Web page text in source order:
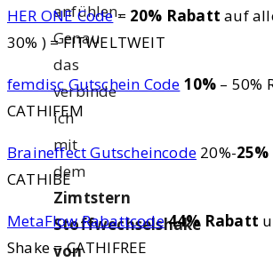
anfühlen.
Genau
das
verbinde
ich
mit
dem
Zimtstern
Stoffwechselshake
von
HER ONE Code= 20% Rabatt auf
30% ) = FITWELTWEIT
femdisc Gutschein Code 10% – 50%
CATHIFEM
Braineffect Gutscheincode 20%-
CATHIBE
MetaFlow Rabattcode44% Rabatt
Shake = CATHIFREE